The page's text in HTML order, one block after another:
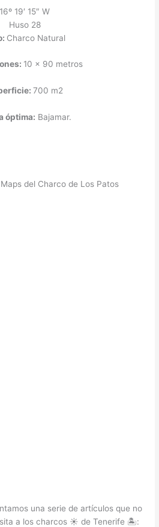
16º 19′ 15″ W
Huso 28
Charco Natural
10 x 90 metros
700 m2
óptima: Bajamar.
del Charco de Los Patos
una serie de artículos que no
a los charcos ☀️ de Tenerife 🏝️: